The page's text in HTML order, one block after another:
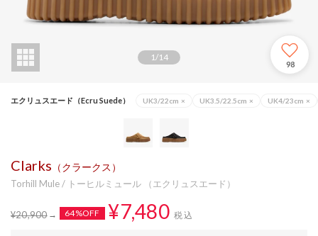
1/14
98
エクリュスエード（Ecru Suede） UK3/22cm × UK3.5/22.5cm × UK4/23cm ×
Clarks （クラークス）
Torhill Mule / トーヒルミュール （エクリュスエード）
¥20,900 64%OFF ¥7,480 税込